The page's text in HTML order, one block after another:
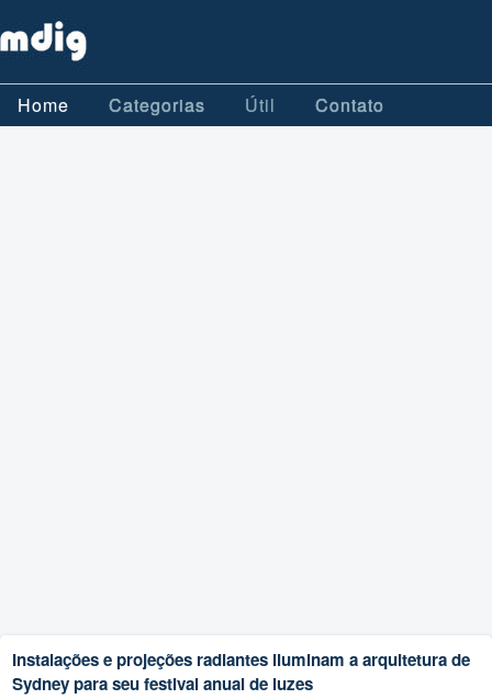
Home Categorias Útil Contato
Instalações e projeções radiantes iluminam a arquitetura de
Sydney para seu festival anual de luzes